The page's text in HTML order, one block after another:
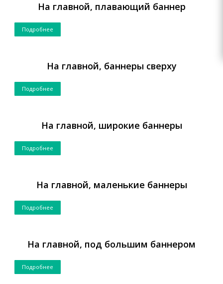
На главной, плавающий баннер
Подробнее
На главной, баннеры сверху
Подробнее
На главной, широкие баннеры
Подробнее
На главной, маленькие баннеры
Подробнее
На главной, под большим баннером
Подробнее